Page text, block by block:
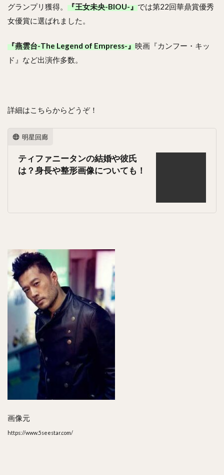
グランプリ獲得。 『王女未央-BIOU-』では第22回華鼎賞優秀
女優賞に選ばれました。
『燕雲台-The Legend of Empress-』映画『カンフー・キッ
ド』など出演作多数。
詳細はこちらからどうぞ！
明星回廊
ティファニータンの結婚や彼氏
は？身長や整形画像についても！
画像元
https://www.5seestar.com/